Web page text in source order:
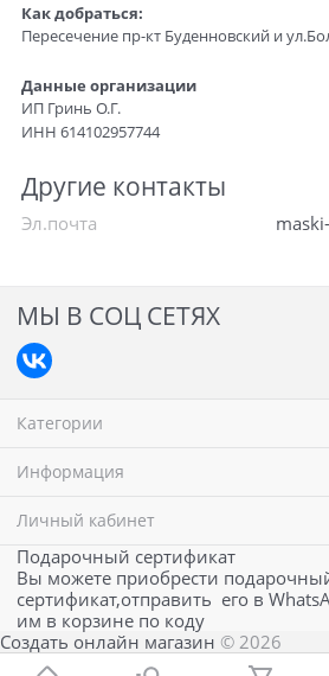
Как добраться:
Пересечение пр-кт Буденновский и
Данные организации
ИП Гринь О.Г.
ИНН 614102957744
Другие контакты
Эл.почта
МЫ В СОЦ СЕТЯХ
Категории
Информация
Личный кабинет
Подарочный сертификат
Вы можете приобрести
сертификат,отправить его в
им в корзине по коду
Создать онлайн магазин © 2026